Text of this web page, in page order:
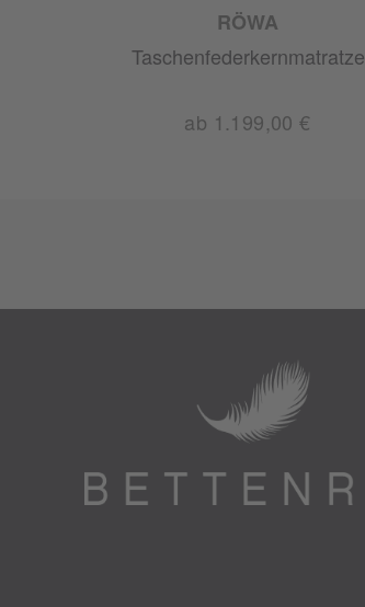
RÖWA
Taschenfederkernmatratze
ab 1.199,00 €